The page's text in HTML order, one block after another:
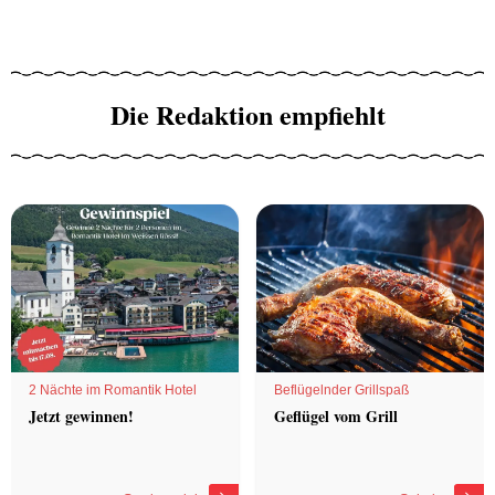
Die Redaktion empfiehlt
2 Nächte im Romantik Hotel
Jetzt gewinnen!
Beflügelnder Grillspaß
Geflügel vom Grill